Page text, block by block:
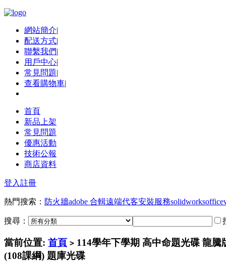
網站簡介|
配送方式|
聯繫我們|
用戶中心|
常見問題|
查看購物車|
首頁
新品上架
常見問題
優惠活動
技術公報
商店資料
登入註冊
熱門搜索： 防火牆adobe 合輯遠端代客安裝服務solidworksoffice
搜尋：
當前位置: 首頁 > 114學年下學期 高中命題光碟 龍
(108課綱) 題庫光碟